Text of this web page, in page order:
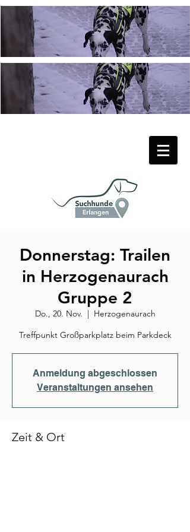
Donnerstag: Trailen
in Herzogenaurach
Gruppe 2
Do., 20. Nov.
  |
Herzogenaurach
Treffpunkt Großparkplatz beim Parkdeck
Anmeldung abgeschlossen
Veranstaltungen ansehen
Zeit & Ort